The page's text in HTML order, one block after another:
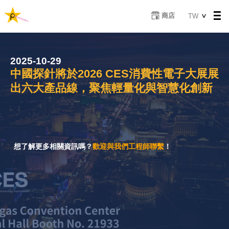
至
商店
Select
TW
想了解更多相關資訊嗎？歡迎與我們工程師聯繫！
2025-10-29
中國探針將於2026 CES消費性電子大展展
出六大產品線，聚焦輕量化與智慧化創新